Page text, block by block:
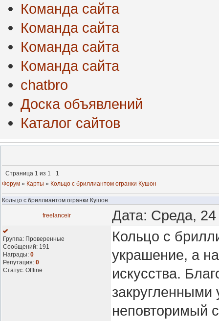
Команда сайта
Команда сайта
Команда сайта
Команда сайта
chatbro
Доска объявлений
Каталог сайтов
Страница 1 из 1
1
Форум » Карты » Кольцо с бриллиантом огранки Кушон
Кольцо с бриллиантом огранки Кушон
freelanceir Дата: Среда,
Группа: Проверенные
Сообщений: 191
Награды: 0
Репутация: 0
Статус: Offline
Кольцо с
украшение, а
искусства.
закругленными
неповторимый